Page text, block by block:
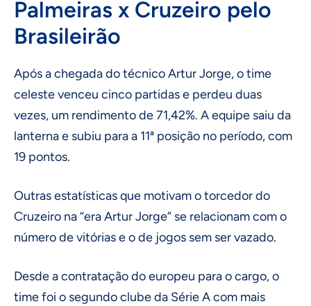
Palmeiras x Cruzeiro pelo
Brasileirão
Após a chegada do técnico Artur Jorge, o time
celeste venceu cinco partidas e perdeu duas
vezes, um rendimento de 71,42%. A equipe saiu da
lanterna e subiu para a 11ª posição no período, com
19 pontos.
Outras estatísticas que motivam o torcedor do
Cruzeiro na “era Artur Jorge” se relacionam com o
número de vitórias e o de jogos sem ser vazado.
Desde a contratação do europeu para o cargo, o
time foi o segundo clube da Série A com mais